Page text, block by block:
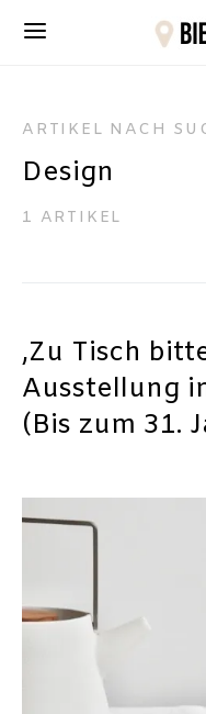
ARTIKEL NACH
Design
1 ARTIKEL
‚Zu Tisch
Ausstellung
(Bis zum 31.